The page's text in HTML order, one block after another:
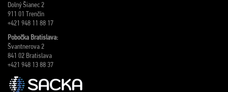
Dolný Šianec 2
911 01 Trenčín
+421 948 11 88 17
Pobočka Bratislava:
Švantnerova 2
841 02 Bratislava
+421 948 13 88 37